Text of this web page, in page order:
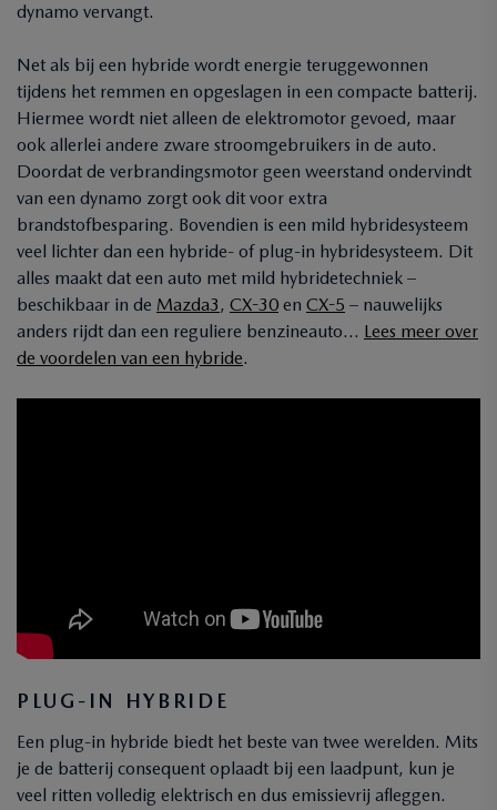
dynamo vervangt.
Net als bij een hybride wordt energie teruggewonnen
tijdens het remmen en opgeslagen in een compacte batterij.
Hiermee wordt niet alleen de elektromotor gevoed, maar
ook allerlei andere zware stroomgebruikers in de auto.
Doordat de verbrandingsmotor geen weerstand ondervindt
van een dynamo zorgt ook dit voor extra
brandstofbesparing. Bovendien is een mild hybridesysteem
veel lichter dan een hybride- of plug-in hybridesysteem. Dit
alles maakt dat een auto met mild hybridetechniek –
beschikbaar in de Mazda3, CX-30 en CX-5 – nauwelijks
anders rijdt dan een reguliere benzineauto… Lees meer over
de voordelen van een hybride.
PLUG-IN HYBRIDE
Een plug-in hybride biedt het beste van twee werelden. Mits
je de batterij consequent oplaadt bij een laadpunt, kun je
veel ritten volledig elektrisch en dus emissievrij afleggen.